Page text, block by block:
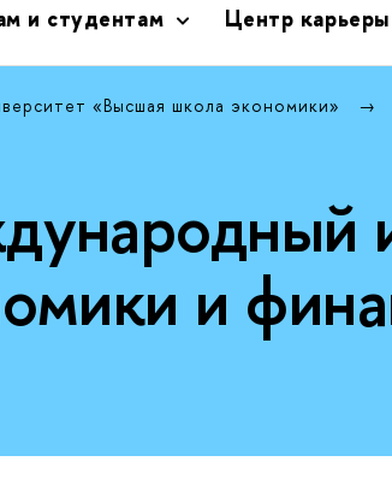
и студентам Центр
«Высшая школа экономики»
и